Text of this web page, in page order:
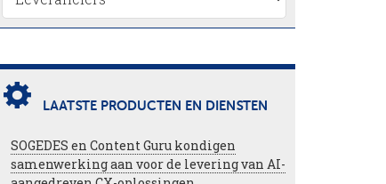
LAATSTE PRODUCTEN EN DIENSTEN
SOGEDES en Content Guru kondigen
samenwerking aan voor de levering van AI-